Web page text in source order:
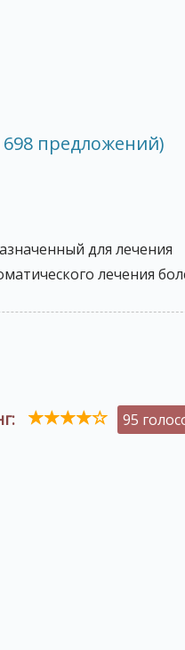
предложений)
для лечения
лечения
95